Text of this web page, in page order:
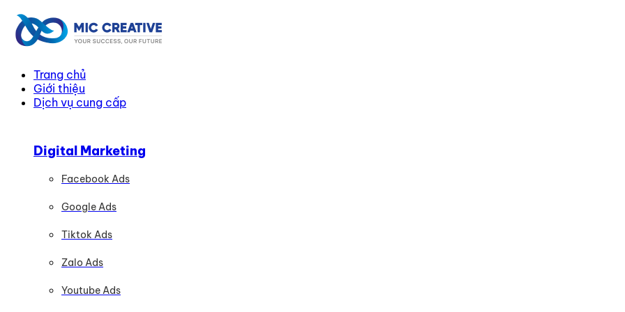
Trang chủ
Giới thiệu
Dịch vụ cung cấp
Digital Marketing
Facebook Ads
Google Ads
Tiktok Ads
Zalo Ads
Youtube Ads